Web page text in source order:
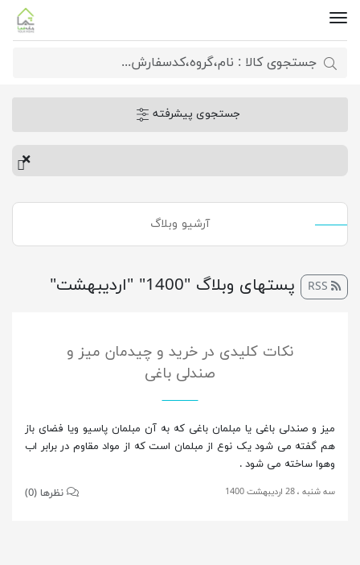
جستجوی پیشرفته
آرشیو وبلاگ
پست‎های وبلاگ "1400" "اردیبهشت"
نکات کلیدی در خرید و چیدمان میز و
صندلی باغی
میز و صندلی باغی یا مبلمان باغی که به آن مبلمان پاسیو ویا فضای باز
هم گفته می شود یک نوع از مبلمان است که از مواد مقاوم در برابر اب
وهوا ساخته می شود .
سه شنبه ، 28 اردیبهشت 1400 نظرها (0)